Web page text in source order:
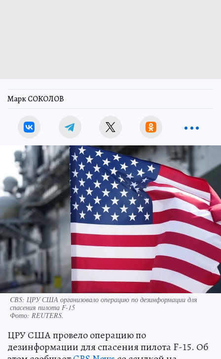
Марк СОКОЛОВ
CBS: ЦРУ США организовало операцию по дезинформации для
спасения пилота F-15
Фото: REUTERS.
ЦРУ США провело операцию по
дезинформации для спасения пилота F-15. Об